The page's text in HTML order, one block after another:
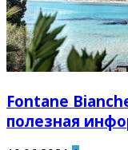
Fontane
полезная